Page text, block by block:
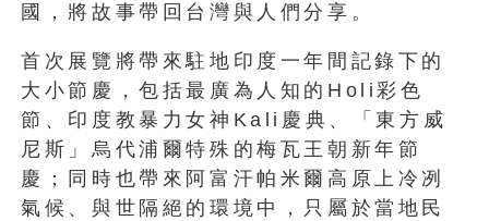
國，將故事帶回台灣與人們分享。
首次展覽將帶來駐地印度一年間記錄下的
大小節慶，包括最廣為人知的Holi彩色
節、印度教暴力女神Kali慶典、「東方威
尼斯」烏代浦爾特殊的梅瓦王朝新年節
慶；同時也帶來阿富汗帕米爾高原上冷冽
氣候、與世隔絕的環境中，只屬於當地民